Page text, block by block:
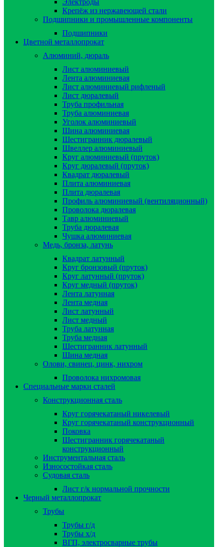
Крепёж из нержавеющей стали
Подшипники и промышленные компоненты
Подшипники
Цветной металлопрокат
Алюминий, дюраль
Лист алюминиевый
Лента алюминиевая
Лист алюминиевый рифленый
Лист дюралевый
Труба профильная
Труба алюминиевая
Уголок алюминиевый
Шина алюминиевая
Шестигранник дюралевый
Швеллер алюминиевый
Круг алюминиевый (пруток)
Круг дюралевый (пруток)
Квадрат дюралевый
Плита алюминиевая
Плита дюралевая
Профиль алюминиевый (вентиляционный)
Проволока дюралевая
Тавр алюминиевый
Труба дюралевая
Чушка алюминиевая
Медь, бронза, латунь
Квадрат латунный
Круг бронзовый (пруток)
Круг латунный (пруток)
Круг медный (пруток)
Лента латунная
Лента медная
Лист латунный
Лист медный
Труба латунная
Труба медная
Шестигранник латунный
Шина медная
Олови, свинец, цинк, нихром
Проволока нихромовая
Специальные марки сталей
Конструкционная сталь
Круг горячекатаный никелевый
Круг горячекатаный конструкционный
Поковка
Шестигранник горячекатаный
конструкционный
Инструментальная сталь
Износостойкая сталь
Судовая сталь
Лист г/к нормальной прочности
Черный металлопрокат
Трубы
Трубы г/д
Трубы х/д
ВГП, электросварные трубы